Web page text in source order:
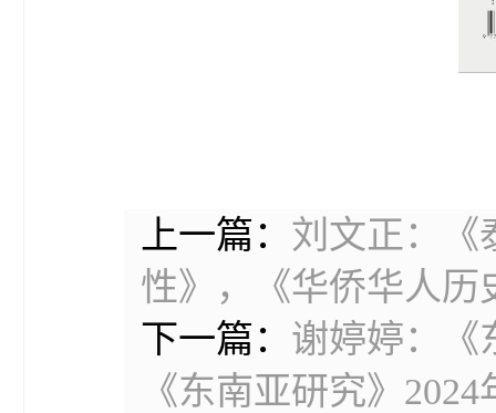
上一篇： 刘文正：《
性》，《华侨华人历
下一篇： 谢婷婷：《
《东南亚研究》2024